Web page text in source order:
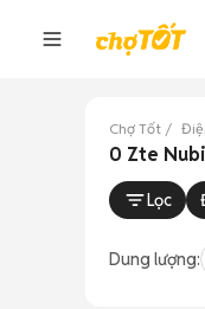
Chợ Tốt
0 Zte
Lọc
Dung lượng: